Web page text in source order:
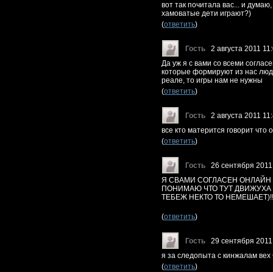
вот так почитала вас... и
хамоватые дети играют?)
(ответить)
Гость
2 августа 2011
Да уж я с вами со всеми
которые формируют из нас
реале, то игры нам не нужны
(ответить)
Гость
2 августа 2011
все кто матерится говорит что
(ответить)
Гость
26 сентября
Я СВАМИ СОГЛАСЕН ОНЛАЙН
ПОНИМАЮ ЧТО ТУТ
ТЕБЕЖ НЕКТО ТО
(ответить)
Гость
29 сентября
я за следопыта с кинжалам
(ответить)